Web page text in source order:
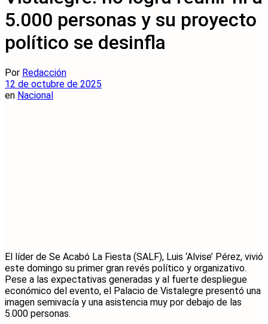
5.000 personas y su proyecto
político se desinfla
Por Redacción
12 de octubre de 2025
en Nacional
El líder de Se Acabó La Fiesta (SALF), Luis ‘Alvise’ Pérez, vivió
este domingo su primer gran revés político y organizativo.
Pese a las expectativas generadas y al fuerte despliegue
económico del evento, el Palacio de Vistalegre presentó una
imagen semivacía y una asistencia muy por debajo de las
5.000 personas.